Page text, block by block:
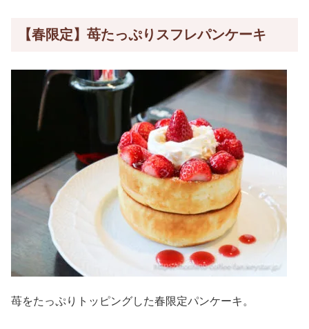
【春限定】苺たっぷりスフレパンケーキ
苺をたっぷりトッピングした春限定パンケーキ。